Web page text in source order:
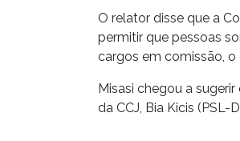
O relator disse que a
permitir que pessoas
cargos em comissão, o
Misasi chegou a
da CCJ, Bia Kicis